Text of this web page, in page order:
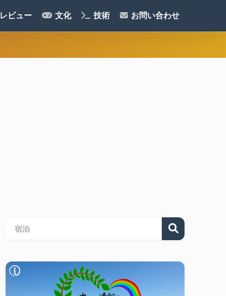
レビュー 文化 技術 お問い合わせ